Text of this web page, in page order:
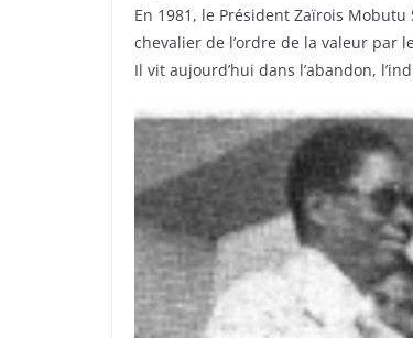
En 1981, le Président Zaïrois
chevalier de l’ordre de la valeur par
Il vit aujourd’hui dans l’abandon,